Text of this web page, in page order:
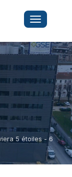
Toggle
5 étoiles - 6